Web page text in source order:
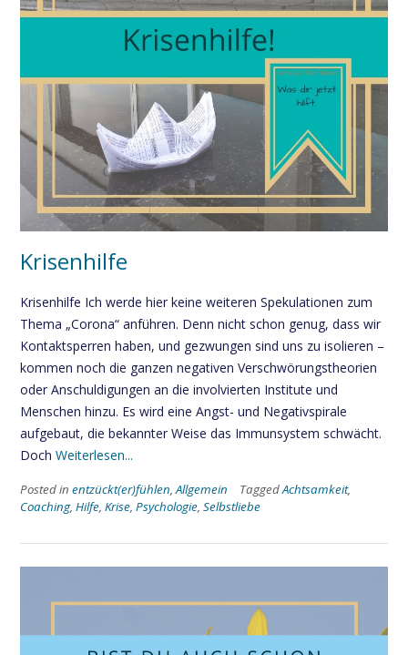
Krisenhilfe
Krisenhilfe Ich werde hier keine weiteren Spekulationen zum
Thema „Corona“ anführen. Denn nicht schon genug, dass wir
Kontaktsperren haben, und gezwungen sind uns zu isolieren –
kommen noch die ganzen negativen Verschwörungstheorien
oder Anschuldigungen an die involvierten Institute und
Menschen hinzu. Es wird eine Angst- und Negativspirale
aufgebaut, die bekannter Weise das Immunsystem schwächt.
Doch Weiterlesen...
Posted in entzückt(er)fühlen,Allgemein TaggedAchtsamkeit,
Coaching, Hilfe, Krise, Psychologie, Selbstliebe